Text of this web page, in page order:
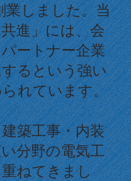
業しました。当
進」には、会
ートナー企業
るという強い
れています。
築工事・内装
分野の電気工
ねてきまし